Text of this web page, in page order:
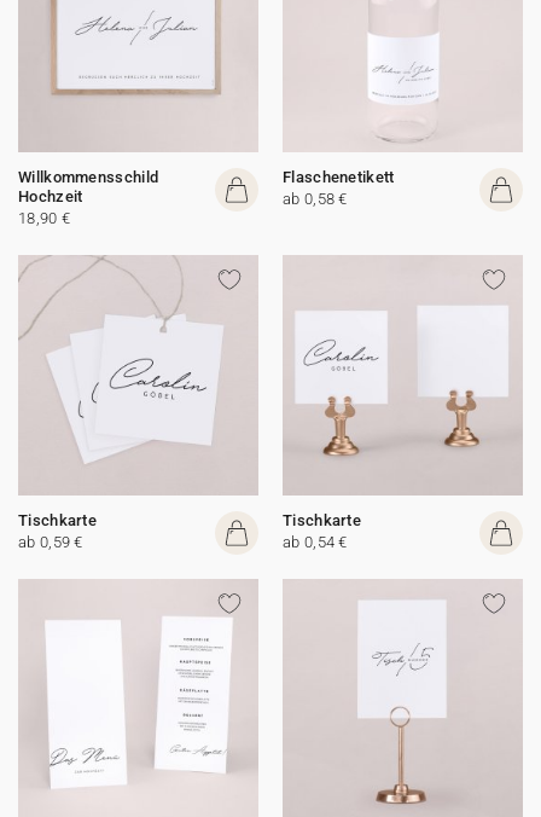
Willkommensschild
Hochzeit
18,90 €
Flaschenetikett
ab 0,58 €
Tischkarte
ab 0,59 €
Tischkarte
ab 0,54 €